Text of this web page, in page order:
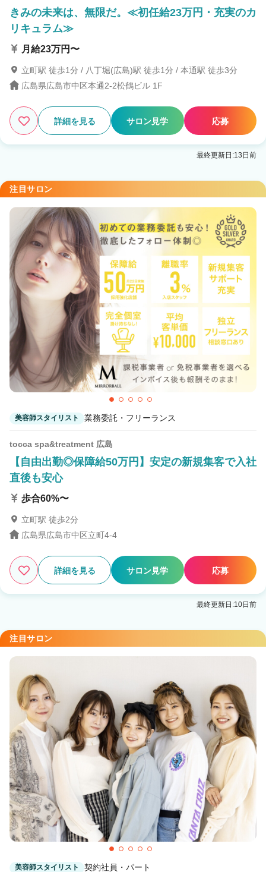
きみの未来は、無限だ。≪初任給23万円・充実のカ
リキュラム≫
月給23万円〜
立町駅 徒歩1分 / 八丁堀(広島)駅 徒歩1分 / 本通駅 徒歩3分
広島県広島市中区本通2-2松鶴ビル 1F
詳細を見る サロン見学 応募
最終更新日:13日前
注目サロン
美容師スタイリスト 業務委託・フリーランス
tocca spa&treatment 広島
【自由出勤◎保障給50万円】安定の新規集客で入社
直後も安心
歩合60%〜
立町駅 徒歩2分
広島県広島市中区立町4-4
詳細を見る サロン見学 応募
最終更新日:10日前
注目サロン
美容師スタイリスト 契約社員・パート